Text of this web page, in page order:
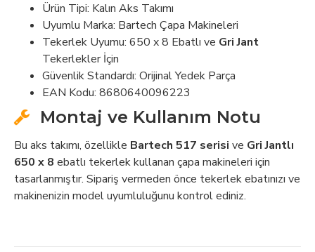
Ürün Tipi: Kalın Aks Takımı
Uyumlu Marka: Bartech Çapa Makineleri
Tekerlek Uyumu: 650 x 8 Ebatlı ve Gri Jant
Tekerlekler İçin
Güvenlik Standardı: Orijinal Yedek Parça
EAN Kodu: 8680640096223
Montaj ve Kullanım Notu
Bu aks takımı, özellikle Bartech 517 serisi ve Gri Jantlı
650 x 8 ebatlı tekerlek kullanan çapa makineleri için
tasarlanmıştır. Sipariş vermeden önce tekerlek ebatınızı ve
makinenizin model uyumluluğunu kontrol ediniz.